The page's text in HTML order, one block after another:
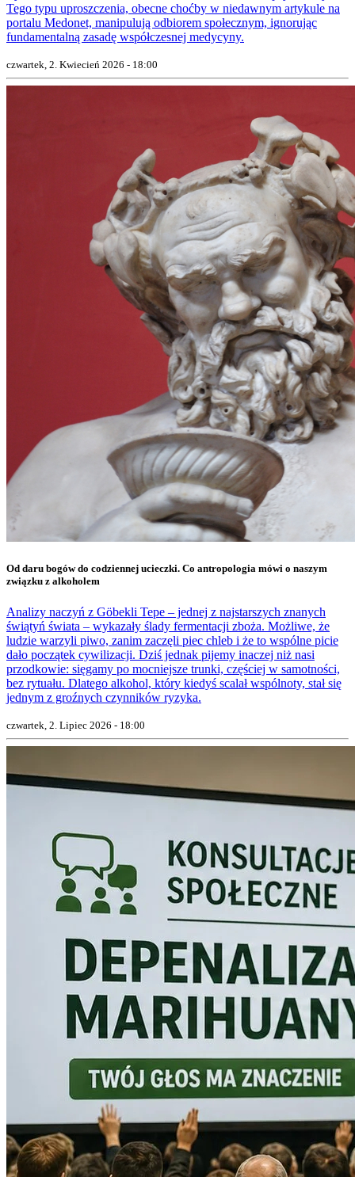
Tego typu uproszczenia, obecne choćby w niedawnym artykule na
portalu Medonet, manipulują odbiorem społecznym, ignorując
fundamentalną zasadę współczesnej medycyny.
czwartek, 2. Kwiecień 2026 - 18:00
Od daru bogów do codziennej ucieczki. Co antropologia mówi o naszym
związku z alkoholem
Analizy naczyń z Göbekli Tepe – jednej z najstarszych znanych
świątyń świata – wykazały ślady fermentacji zboża. Możliwe, że
ludzie warzyli piwo, zanim zaczęli piec chleb i że to wspólne picie
dało początek cywilizacji. Dziś jednak pijemy inaczej niż nasi
przodkowie: sięgamy po mocniejsze trunki, częściej w samotności,
bez rytuału. Dlatego alkohol, który kiedyś scalał wspólnoty, stał się
jednym z groźnych czynników ryzyka.
czwartek, 2. Lipiec 2026 - 18:00